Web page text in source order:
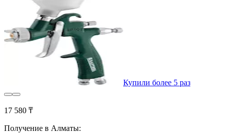
Купили более 5 раз
17 580 ₸
Получение в Алматы: